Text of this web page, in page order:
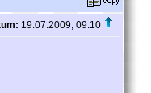
19.07.2009, 09:10